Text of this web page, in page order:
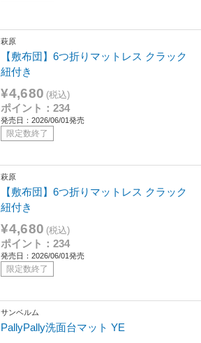
萩原
【敷布団】6つ折りマットレス クラック
紐付き
¥4,680 (税込)
ポイント：234
発売日：2026/06/01発売
限定数終了
萩原
【敷布団】6つ折りマットレス クラック
紐付き
¥4,680 (税込)
ポイント：234
発売日：2026/06/01発売
限定数終了
サンベルム
PallyPally洗面台マット YE